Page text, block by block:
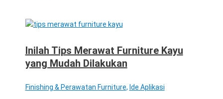
Inilah Tips Merawat Furniture Kayu
yang Mudah Dilakukan
Finishing & Perawatan Furniture, Ide Aplikasi